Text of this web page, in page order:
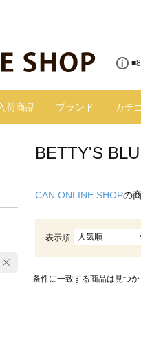
荷商品 ブランド カテ
BETTY'S
CAN ONLINE SHOPの
表示順 人気順
条件に一致する商品は見つ